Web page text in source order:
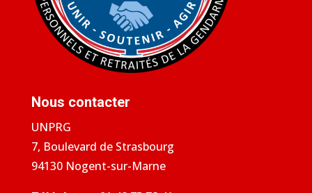
Nous contacter
UNPRG
7, Boulevard de Strasbourg
94130 Nogent-sur-Marne